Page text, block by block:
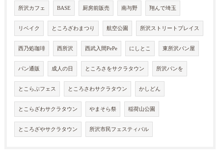
所沢カフェ BASE 厨房前販売 南与野 翔んで埼玉
リベイク ところざわまつり 航空公園 所沢ストリートプレイス
西乃処珈琲 西所沢 西武入間PePe にしとこ 東所沢パン屋
パン通販 成人の日 ところさをサクラタウン 所沢パンを
とこらぶフェス ところさわサクラタウン かしどん
とこらざわサクラタウン やまそら祭 稲荷山公園
ところざやサクラタウン 所沢市民フェスティバル